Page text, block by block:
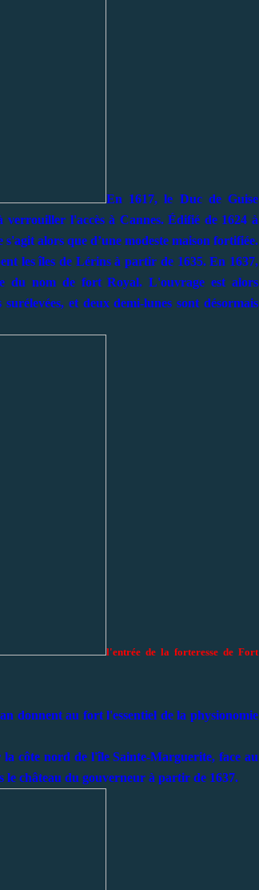
En 1617, le Duc de Guise
l'accès à Cannes. Édifié de 1624 à
alors que d’une modeste maison fortifiée.
les îles de Lérins à partir de 1635. En 1637,
du nom de fort Royal. L'ouvrage est alors
et deux demi-lunes sont désormais
l'entrée de la forteresse de Fort
donnent au fort l'essentiel de la physionomie
côte nord de l'île Sainte-Marguerite, face au
le château du gouverneur à partir de 1637.